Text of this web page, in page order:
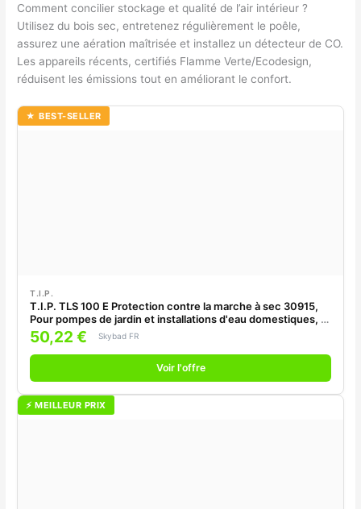
Comment concilier stockage et qualité de l’air intérieur ?
Utilisez du bois sec, entretenez régulièrement le poêle,
assurez une aération maîtrisée et installez un détecteur de CO.
Les appareils récents, certifiés Flamme Verte/Ecodesign,
réduisent les émissions tout en améliorant le confort.
★ BEST-SELLER
T.I.P.
T.I.P. TLS 100 E Protection contre la marche à sec 30915,
Pour pompes de jardin et installations d'eau domestiques, 1"
FF/FF, avec affichage
50,22 € Skybad FR
Voir l'offre
⚡ MEILLEUR PRIX